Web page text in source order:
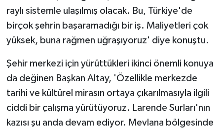
raylı sistemle ulaşılmış olacak. Bu, Türkiye'de
birçok şehrin başaramadığı bir iş. Maliyetleri çok
yüksek, buna rağmen uğraşıyoruz' diye konuştu.
Şehir merkezi için yürüttükleri ikinci önemli konuya
da değinen Başkan Altay, 'Özellikle merkezde
tarihi ve kültürel mirasın ortaya çıkarılmasıyla ilgili
ciddi bir çalışma yürütüyoruz. Larende Surları'nın
kazısı şu anda devam ediyor. Mevlana bölgesinde